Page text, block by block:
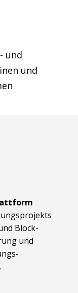
und
und
Block­
und